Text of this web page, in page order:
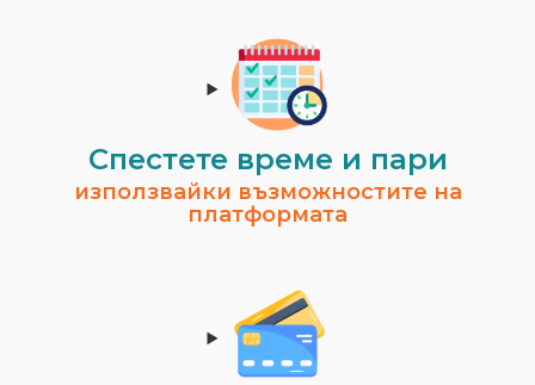
Спестeте време и пари
използвайки възможностите на
платформата